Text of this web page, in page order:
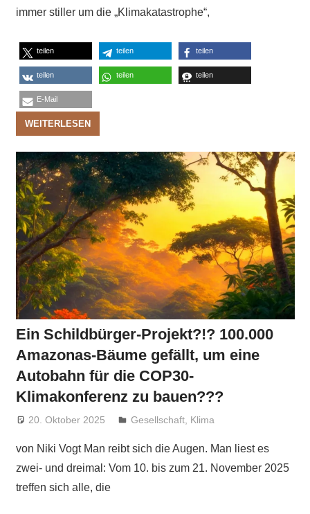
immer stiller um die „Klimakatastrophe“,
teilen teilen teilen
teilen teilen teilen
E-Mail
WEITERLESEN
Ein Schildbürger-Projekt?!? 100.000
Amazonas-Bäume gefällt, um eine
Autobahn für die COP30-
Klimakonferenz zu bauen???
20. Oktober 2025 Niki Vogt
Gesellschaft Klima
von Niki Vogt Man reibt sich die Augen. Man liest es
zwei- und dreimal: Vom 10. bis zum 21. November 2025
treffen sich alle, die